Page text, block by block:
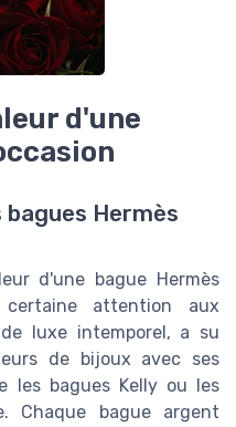
d'une
Hermès
d'une bague Hermès
certaine attention aux
luxe intemporel, a su
de bijoux avec ses
les bagues Kelly ou les
Chaque bague argent